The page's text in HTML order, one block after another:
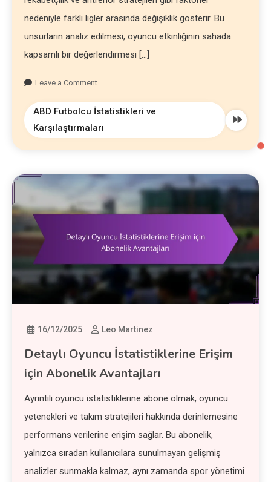
nedeniyle farklı ligler arasında değişiklik gösterir. Bu
unsurların analiz edilmesi, oyuncu etkinliğinin sahada
kapsamlı bir değerlendirmesi […]
Leave a Comment
ABD Futbolcu İstatistikleri ve
Karşılaştırmaları
16/12/2025 Leo Martinez
Detaylı Oyuncu İstatistiklerine Erişim
için Abonelik Avantajları
Ayrıntılı oyuncu istatistiklerine abone olmak, oyuncu
yetenekleri ve takım stratejileri hakkında derinlemesine
performans verilerine erişim sağlar. Bu abonelik,
yalnızca sıradan kullanıcılara sunulmayan gelişmiş
analizler sunmakla kalmaz, aynı zamanda spor yönetimi